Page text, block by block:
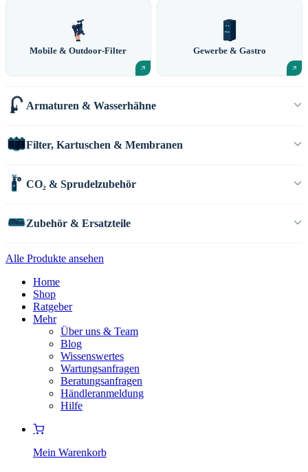
Mobile & Outdoor-Filter Gewerbe & Gastro
Armaturen & Wasserhähne
Filter, Kartuschen & Membranen
CO₂ & Sprudelzubehör
Zubehör & Ersatzteile
Alle Produkte ansehen
Home
Shop
Ratgeber
Mehr
Über uns & Team
Blog
Wissenswertes
Wartungsanfragen
Beratungsanfragen
Händleranmeldung
Hilfe
Mein Warenkorb